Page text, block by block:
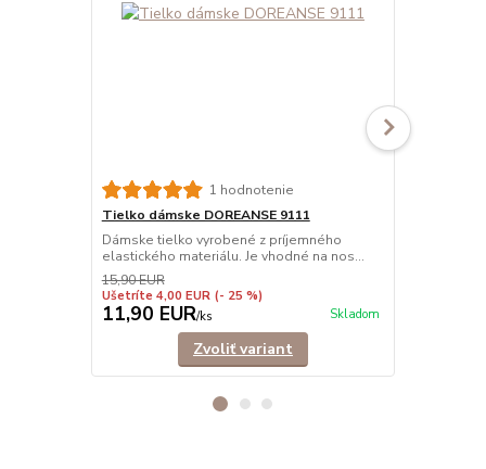
1 hodnotenie
Tielko dámske DOREANSE 9111
Dámske tielko vyrobené z príjemného
elastického materiálu. Je vhodné na nos...
15,90 EUR
Ušetríte 4,00 EUR (- 25 %)
11,90 EUR/ks Skladom
Zvoliť variant